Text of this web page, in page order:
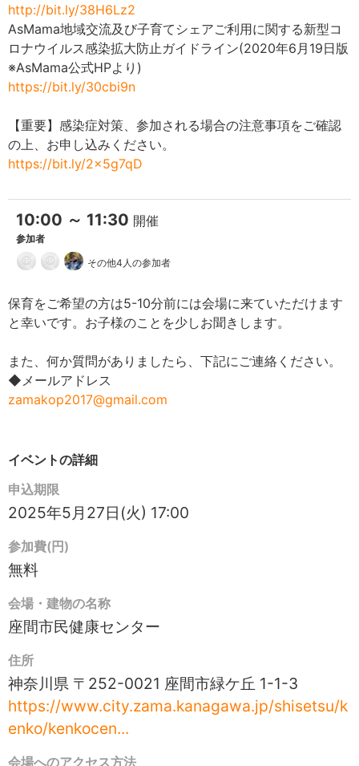
http://bit.ly/38H6Lz2
AsMama地域交流及び子育てシェアご利用に関する新型コ
ロナウイルス感染拡大防止ガイドライン(2020年6月19日版
※AsMama公式HPより)
https://bit.ly/30cbi9n
【重要】感染症対策、参加される場合の注意事項をご確認
の上、お申し込みください。
https://bit.ly/2x5g7qD
10:00 ～ 11:30 開催
参加者
その他4人の参加者
保育をご希望の方は5-10分前には会場に来ていただけます
と幸いです。お子様のことを少しお聞きします。
また、何か質問がありましたら、下記にご連絡ください。
◆メールアドレス
zamakop2017@gmail.com
イベントの詳細
申込期限
2025年5月27日(火) 17:00
参加費(円)
無料
会場・建物の名称
座間市民健康センター
住所
神奈川県 〒252-0021 座間市緑ケ丘 1-1-3
https://www.city.zama.kanagawa.jp/shisetsu/k
enko/kenkocen...
会場へのアクセス方法